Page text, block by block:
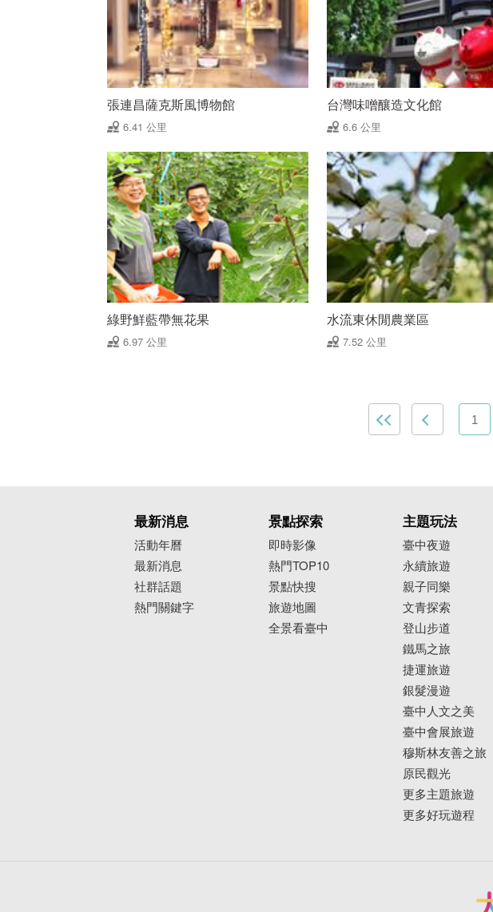
張連昌薩克斯風博物館
6.41 公里
台灣味噌釀造文化館
6.6 公里
綠野鮮藍帶無花果
6.97 公里
水流東休閒農業區
7.52 公里
1
最新消息
活動年曆
最新消息
社群話題
熱門關鍵字
景點探索
即時影像
熱門TOP10
景點快搜
旅遊地圖
全景看臺中
主題玩法
臺中夜遊
永續旅遊
親子同樂
文青探索
登山步道
鐵馬之旅
捷運旅遊
銀髮漫遊
臺中人文之美
臺中會展旅遊
穆斯林友善之旅
原民觀光
更多主題旅遊
更多好玩遊程